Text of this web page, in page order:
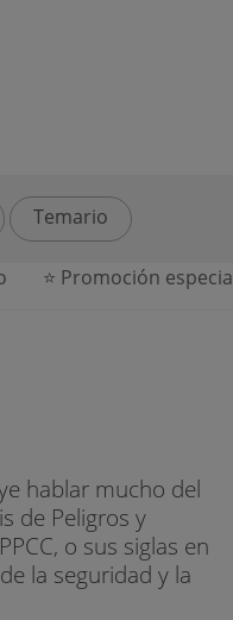
Temario
⭐ Promoción especial:
hablar mucho del
de Peligros y
o sus siglas en
la seguridad y la